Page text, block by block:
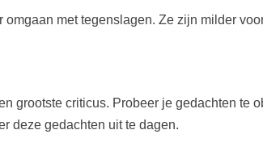
met tegenslagen. Ze zijn milder
grootste criticus. Probeer je gedachten te
deze gedachten uit te dagen.